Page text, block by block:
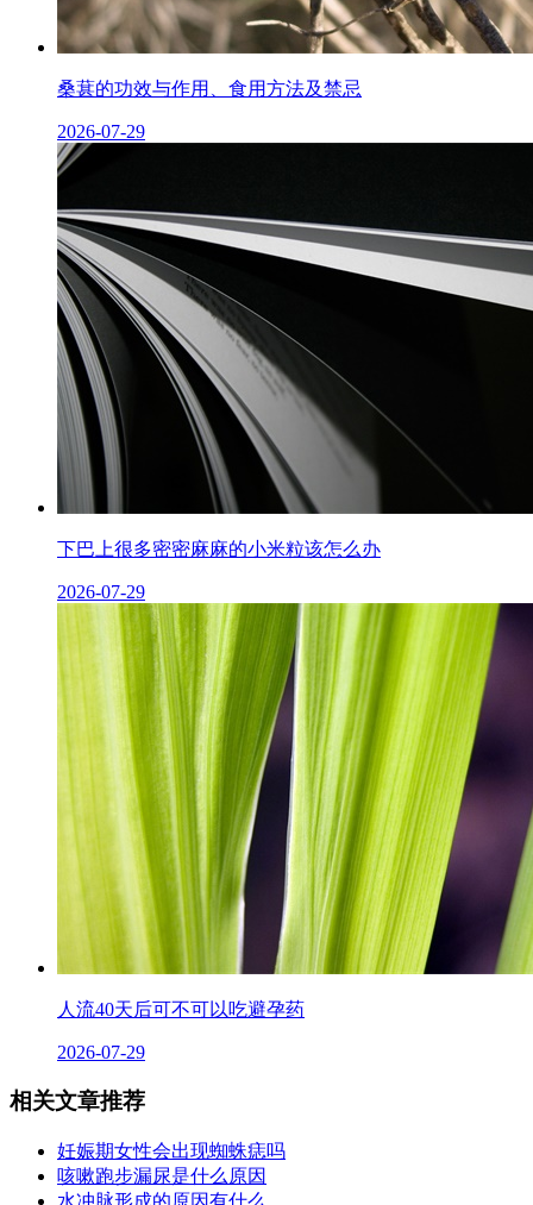
桑葚的功效与作用、食用方法及禁忌
2026-07-29
下巴上很多密密麻麻的小米粒该怎么办
2026-07-29
人流40天后可不可以吃避孕药
2026-07-29
相关文章推荐
妊娠期女性会出现蜘蛛痣吗
咳嗽跑步漏尿是什么原因
水冲脉形成的原因有什么